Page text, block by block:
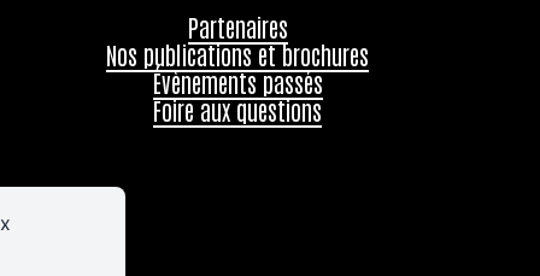
Partenaires
Nos publications et brochures
Évènements passés
Foire aux questions